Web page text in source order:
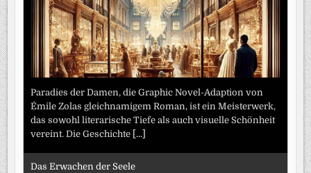
Paradies der Damen, die Graphic Novel-Adaption von
Émile Zolas gleichnamigem Roman, ist ein Meisterwerk,
das sowohl literarische Tiefe als auch visuelle Schönheit
vereint. Die Geschichte [...]
Das Erwachen der Seele